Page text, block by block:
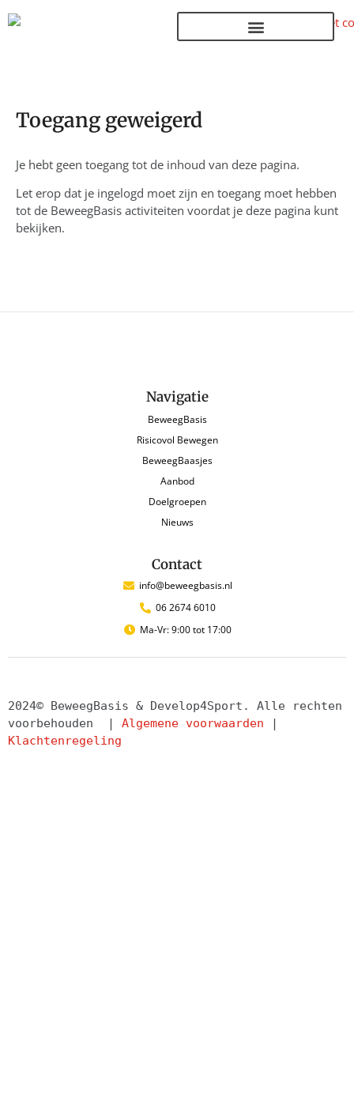
Toegang geweigerd
Je hebt geen toegang tot de inhoud van deze pagina.
Let erop dat je ingelogd moet zijn en toegang moet hebben
tot de BeweegBasis activiteiten voordat je deze pagina kunt
bekijken.
Navigatie
BeweegBasis
Risicovol Bewegen
BeweegBaasjes
Aanbod
Doelgroepen
Nieuws
Contact
info@beweegbasis.nl
06 2674 6010
Ma-Vr: 9:00 tot 17:00
2024© BeweegBasis & Develop4Sport. Alle rechten
voorbehouden  | Algemene voorwaarden
Klachtenregeling